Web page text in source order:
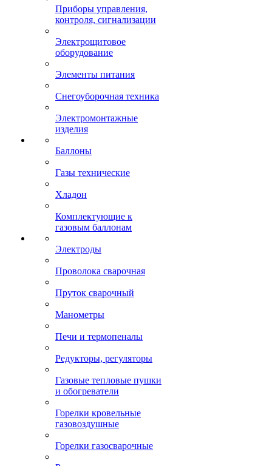
Приборы управления,
контроля, сигнализации
Электрощитовое
оборудование
Элементы питания
Снегоуборочная техника
Электромонтажные
изделия
Баллоны
Газы технические
Хладон
Комплектующие к
газовым баллонам
Электроды
Проволока сварочная
Пруток сварочный
Манометры
Печи и термопеналы
Редукторы, регуляторы
Газовые тепловые пушки
и обогреватели
Горелки кровельные
газовоздушные
Горелки газосварочные